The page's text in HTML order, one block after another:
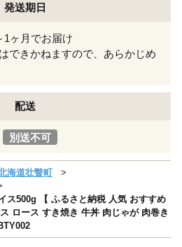
発送期日
1ヶ月でお届け
できかねますので、あらかじめ
配送
別送不可
海道壮瞥町
500g 【 ふるさと納税 人気 おすすめ
ロース すき焼き 牛丼 肉じゃが 肉巻き